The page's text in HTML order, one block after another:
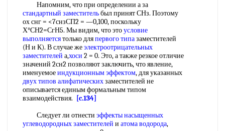
Напомним, что при определении а за
стандартный заместительбыл принят СНз. Поэтому
ох снг = <7снзСП2 = —0,100, поскольку
Х°СН2=СгН5. Мы видим, что этоусловие
выполняетсятолько дляпервого типазаместителей
(Н и К). В случае жеэлектроотрицательных
заместителей а,хоси 2 = 0. Это, а также резкое отличие
значений 2сн2 позволяют заключить, что явление,
именуемоеиндукционным эффектом, для указанных
двухтипов алифатическихзаместителей не
описывается единым формальным типом
взаимодействия.
[c.134]
Следует ли отнести эффекты насыщенных
углеводородных заместителей и атома водорода,